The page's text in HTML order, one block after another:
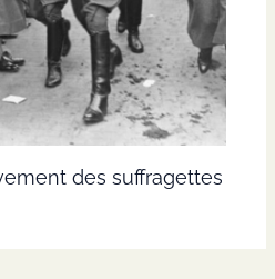
des suffragettes